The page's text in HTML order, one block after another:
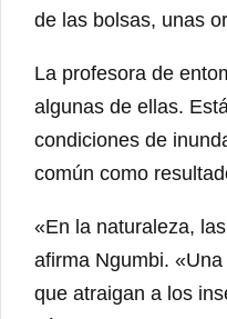
de las bolsas, unas
La profesora de
algunas de ellas.
condiciones de
común como
«En la naturaleza,
afirma Ngumbi.
que atraigan a los